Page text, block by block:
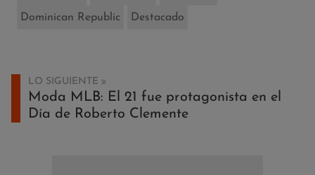
Dominican Republic Destacado
LO SIGUIENTE
Moda MLB: El 21 fue protagonista en el
Día de Roberto Clemente